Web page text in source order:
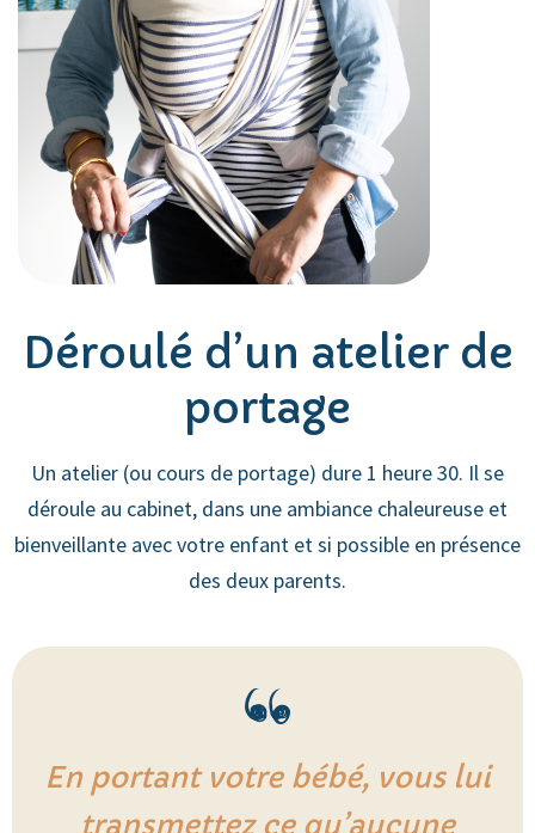
Déroulé d’un atelier de
portage
Un atelier (ou cours de portage) dure 1 heure 30. Il se
déroule au cabinet, dans une ambiance chaleureuse et
bienveillante avec votre enfant et si possible en présence
des deux parents.
En portant votre bébé, vous lui
transmettez ce qu’aucune